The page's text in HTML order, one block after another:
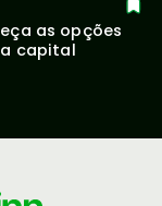
as opções
capital